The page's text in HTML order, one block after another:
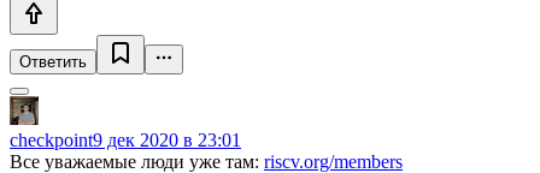
Ответить
checkpoint9 дек 2020 в 23:01
Все уважаемые люди уже там: riscv.org/members